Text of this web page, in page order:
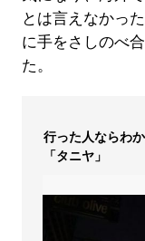
とは言えなかっ
に手をさしのべ
た。
行った人ならわ
「タニヤ」